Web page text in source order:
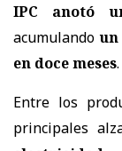
IPC anotó
acumulando un
en doce meses.
Entre los
principales